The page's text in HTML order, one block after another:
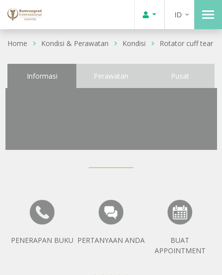
ID
Home Kondisi & Perawatan Kondisi Rotator cuff tear
Informasi Perawatan Pusat
PENERAPAN BUKU PERTANYAAN ANDA
BUAT
APPOINTMENT